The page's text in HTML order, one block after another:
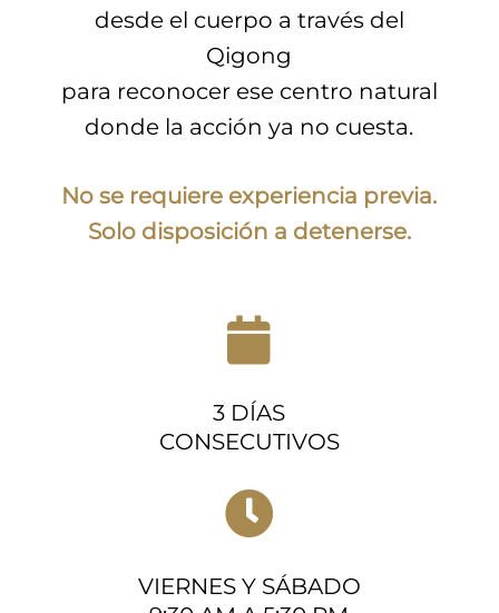
desde el cuerpo a través del
Qigong
para reconocer ese centro natural
donde la acción ya no cuesta.
No se requiere experiencia previa.
Solo disposición a detenerse.

3 DÍAS
CONSECUTIVOS

VIERNES Y SÁBADO